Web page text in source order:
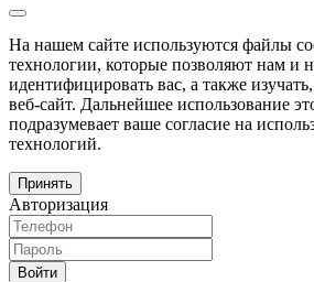
На нашем сайте используются файлы
технологии, которые позволяют нам и
идентифицировать вас, а также
веб-сайт. Дальнейшее использование
подразумевает ваше согласие на
технологий.
Принять
Авторизация
Войти